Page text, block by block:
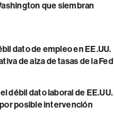
que siembran
dato de empleo en EE.UU.
de alza de tasas de la Fed
débil dato laboral de EE.UU.
posible intervención